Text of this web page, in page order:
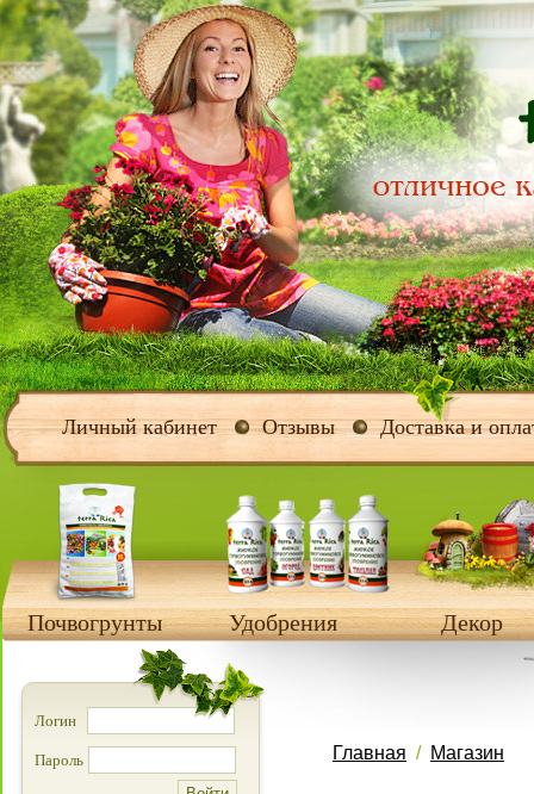
Личный кабинет Отзывы Доставка и
Почвогрунты Удобрения Декор
Логин
Пароль Главная / Магазин